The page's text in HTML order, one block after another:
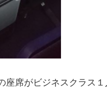
座席がビジネスクラス１